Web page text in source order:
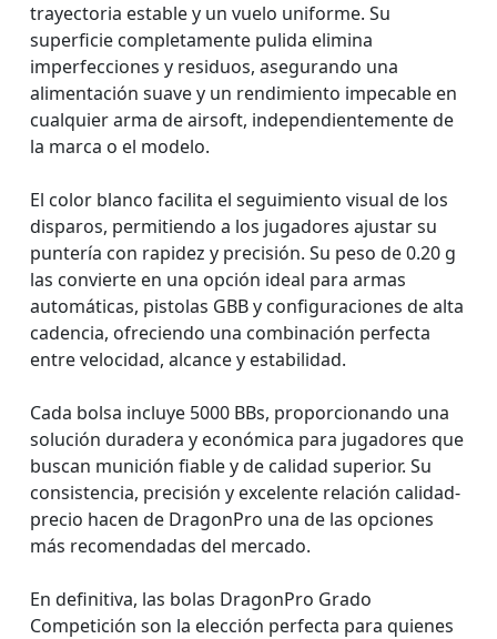
trayectoria estable y un vuelo uniforme. Su
superficie completamente pulida elimina
imperfecciones y residuos, asegurando una
alimentación suave y un rendimiento impecable en
cualquier arma de airsoft, independientemente de
la marca o el modelo.
El color blanco facilita el seguimiento visual de los
disparos, permitiendo a los jugadores ajustar su
puntería con rapidez y precisión. Su peso de 0.20 g
las convierte en una opción ideal para armas
automáticas, pistolas GBB y configuraciones de alta
cadencia, ofreciendo una combinación perfecta
entre velocidad, alcance y estabilidad.
Cada bolsa incluye 5000 BBs, proporcionando una
solución duradera y económica para jugadores que
buscan munición fiable y de calidad superior. Su
consistencia, precisión y excelente relación calidad-
precio hacen de DragonPro una de las opciones
más recomendadas del mercado.
En definitiva, las bolas DragonPro Grado
Competición son la elección perfecta para quienes